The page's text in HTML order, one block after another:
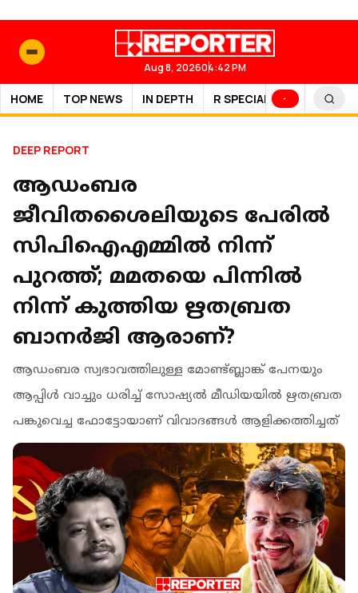
Aug 8, 202604:42 PM
HOME TOP NEWS IN DEPTH R SPECIAL SPORTS
DEEP REPORT
ആഡംബര
ജീവിതശൈലിയുടെ പേരിൽ
സിപിഐഎമ്മിൽ നിന്ന്
പുറത്ത്; മമതയെ പിന്നിൽ
നിന്ന് കുത്തിയ ഋതബ്രത
ബാനർജി ആരാണ്?
ആഡംബര സ്വഭാവത്തിലുള്ള മോണ്ട്ബ്ലാങ്ക് പേനയും
ആപ്പിൾ വാച്ചും ധരിച്ച് സോഷ്യൽ മീഡിയയിൽ ഋതബ്രത
പങ്കുവെച്ച ഫോട്ടോയാണ് വിവാദങ്ങൾ ആളിക്കത്തിച്ചത്